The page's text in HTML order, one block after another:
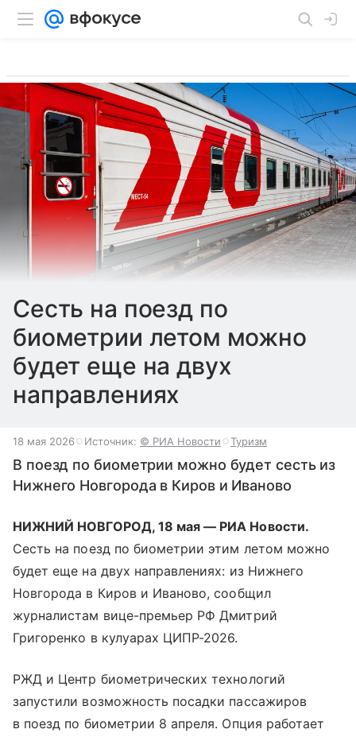
Сесть на поезд по
биометрии летом можно
будет еще на двух
направлениях
18 мая 2026 Источник: © РИА Новости Туризм
В поезд по биометрии можно будет сесть из
Нижнего Новгорода в Киров и Иваново
НИЖНИЙ НОВГОРОД, 18 мая — РИА Новости.
Сесть на поезд по биометрии этим летом можно
будет еще на двух направлениях: из Нижнего
Новгорода в Киров и Иваново, сообщил
журналистам вице-премьер РФ Дмитрий
Григоренко в кулуарах ЦИПР-2026.
РЖД и Центр биометрических технологий
запустили возможность посадки пассажиров
в поезд по биометрии 8 апреля. Опция работает